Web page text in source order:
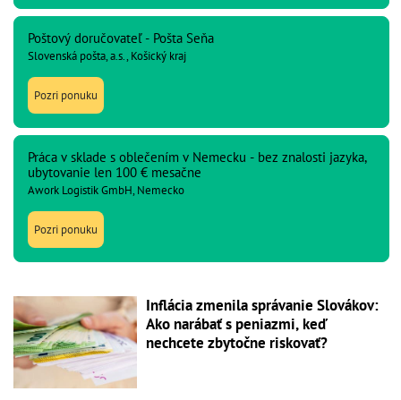
Poštový doručovateľ - Pošta Seňa
Slovenská pošta, a.s., Košický kraj
Pozri ponuku
Práca v sklade s oblečením v Nemecku - bez znalosti jazyka,
ubytovanie len 100 € mesačne
Awork Logistik GmbH, Nemecko
Pozri ponuku
Inflácia zmenila správanie Slovákov:
Ako narábať s peniazmi, keď
nechcete zbytočne riskovať?